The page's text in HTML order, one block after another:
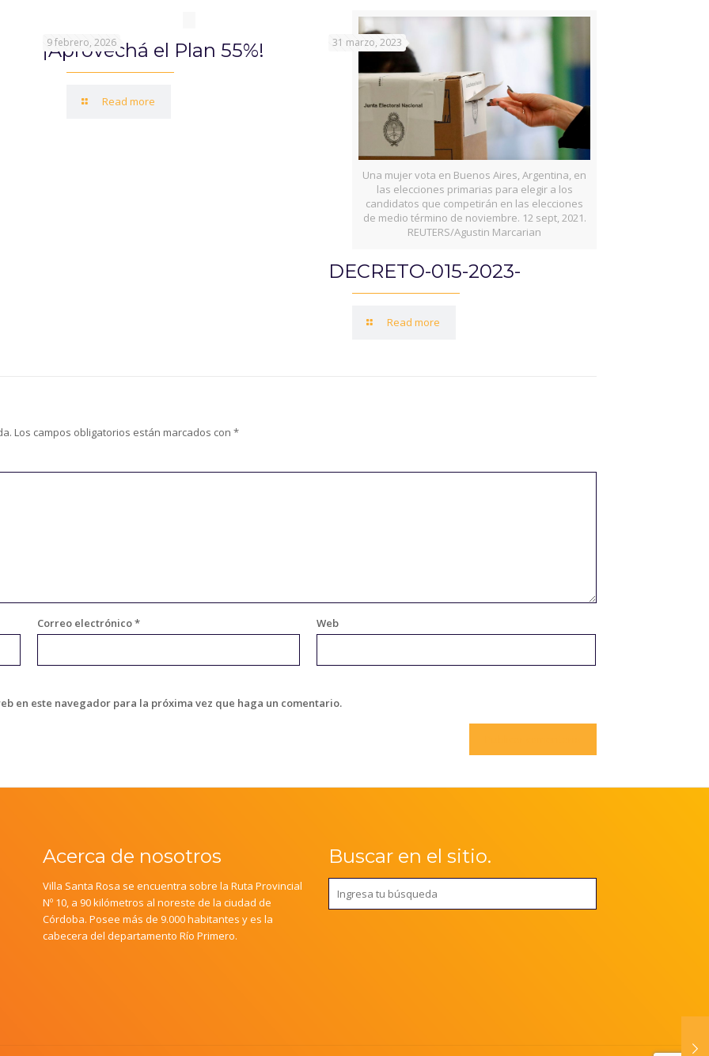
9 febrero, 2026
¡Aprovechá el Plan 55%!
Read more
Una mujer vota en Buenos Aires, Argentina, en
las elecciones primarias para elegir a los
candidatos que competirán en las elecciones
de medio término de noviembre. 12 sept, 2021.
REUTERS/Agustin Marcarian
31 marzo, 2023
DECRETO-015-2023-
Read more
Los campos obligatorios están marcados con *
Correo electrónico* Web
en este navegador para la próxima vez que haga un comentario.
Acerca de nosotros
Villa Santa Rosa se encuentra sobre la Ruta Provincial
Nº 10, a 90 kilómetros al noreste de la ciudad de
Córdoba. Posee más de 9.000 habitantes y es la
cabecera del departamento Río Primero.
Buscar en el sitio.